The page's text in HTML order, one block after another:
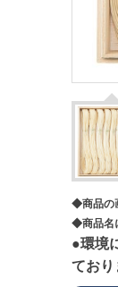
◆商品の
◆商品名
●環境
ており